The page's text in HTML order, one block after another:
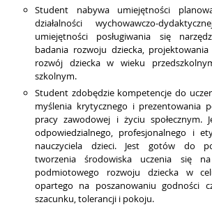
Student nabywa umiejętności
działalności wychowawczo-
umiejętności posługiwania się
badania rozwoju dziecka, projektowania
rozwój dziecka w wieku
szkolnym.
Student zdobędzie kompetencje do
myślenia krytycznego i prezentowania
pracy zawodowej i życiu społecznym.
odpowiedzialnego, profesjonalnego i
nauczyciela dzieci. Jest gotów do
tworzenia środowiska uczenia się na
podmiotowego rozwoju dziecka w
opartego na poszanowaniu godności
szacunku, tolerancji i pokoju.